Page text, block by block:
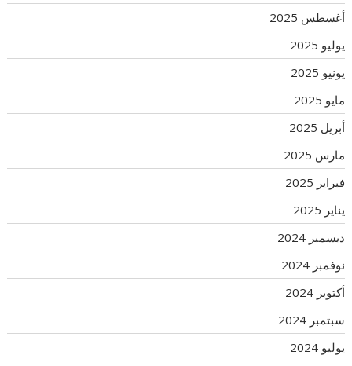
أغسطس 2025
يوليو 2025
يونيو 2025
مايو 2025
أبريل 2025
مارس 2025
فبراير 2025
يناير 2025
ديسمبر 2024
نوفمبر 2024
أكتوبر 2024
سبتمبر 2024
يوليو 2024